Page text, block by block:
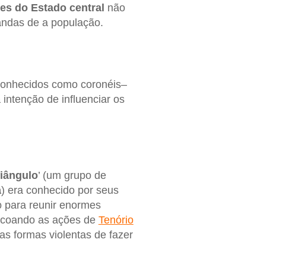
do Estado central não
de a população.
como coronéis–
de influenciar os
’ (um grupo de
) era conhecido por seus
para reunir enormes
as ações de Tenório
formas violentas de fazer